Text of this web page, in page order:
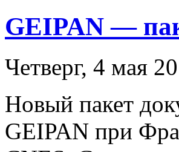
GEIPAN —
Четверг, 4 мая
Новый пакет
GEIPAN при